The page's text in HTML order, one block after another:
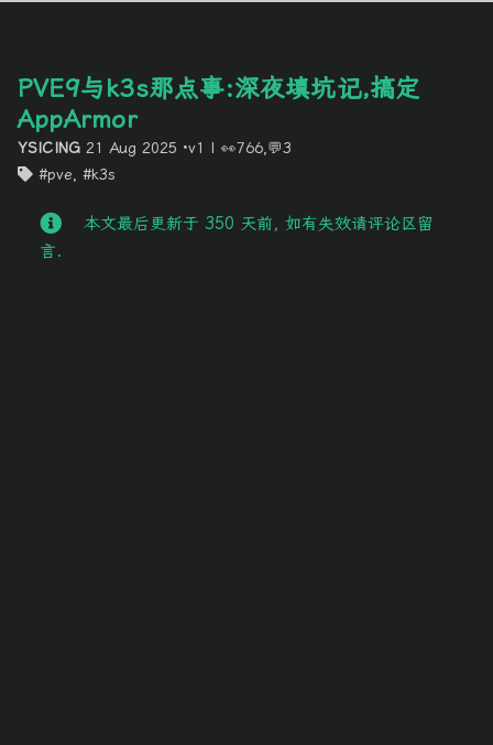
PVE9与k3s那点事:深夜填坑记,搞定
AppArmor
YSICING 21 Aug 2025 ·v1 |👀766,💬3
pve
k3s
本文最后更新于 350 天前, 如有失效请评论区留
言.